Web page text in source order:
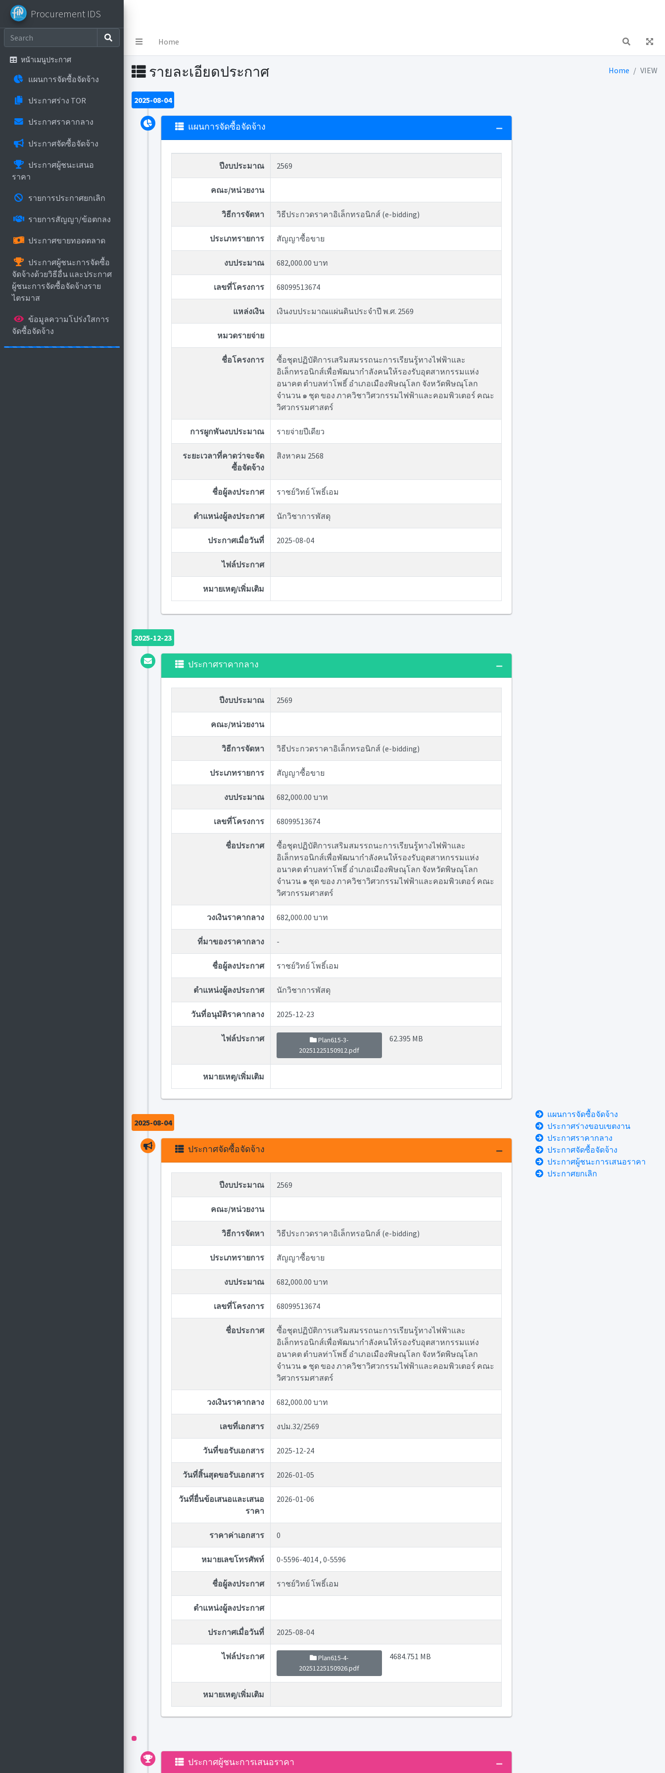
Procurement IDS
Home
Procurement IDS
หน้าเมนูประกาศ
แผนการจัดซื้อจัดจ้าง
ประกาศร่าง TOR
ประกาศราคากลาง
ประกาศจัดซื้อจัดจ้าง
ประกาศผู้ชนะเสนอ
ราคา
รายการประกาศยกเลิก
รายการสัญญา/ข้อตกลง
ประกาศขายทอดตลาด
ประกาศผู้ชนะการจัดซื้อ
จัดจ้างด้วยวิธีอื่น และประกาศ
ผู้ชนะการจัดซื้อจัดจ้างราย
ไตรมาส
ข้อมูลความโปร่งใสการ
จัดซื้อจัดจ้าง
รายละเอียดประกาศ Home VIEW
2025-08-04
แผนการจัดซื้อจัดจ้าง
ปีงบประมาณ 2569
คณะ/หน่วยงาน
วิธีการจัดหา วิธีประกวดราคาอิเล็กทรอนิกส์ (e-bidding)
ประเภทรายการ สัญญาซื้อขาย
งบประมาณ 682,000.00 บาท
เลขที่โครงการ 68099513674
แหล่งเงิน เงินงบประมาณแผ่นดินประจำปี พ.ศ. 2569
หมวดรายจ่าย
ชื่อโครงการ
ซื้อชุดปฏิบัติการเสริมสมรรถนะการเรียนรู้ทางไฟฟ้าและ
อิเล็กทรอนิกส์เพื่อพัฒนากำลังคนให้รองรับอุตสาหกรรมแห่ง
อนาคต ตำบลท่าโพธิ์ อำเภอเมืองพิษณุโลก จังหวัดพิษณุโลก
จำนวน ๑ ชุด ของ ภาควิชาวิศวกรรมไฟฟ้าและคอมพิวเตอร์ คณะ
วิศวกรรมศาสตร์
การผูกพันงบประมาณ รายจ่ายปีเดียว
ระยะเวลาที่คาดว่าจะจัด
ซื้อจัดจ้าง
สิงหาคม 2568
ชื่อผู้ลงประกาศ ราชย์วิทย์ โพธิ์เอม
ตำแหน่งผู้ลงประกาศ นักวิชาการพัสดุ
ประกาศเมื่อวันที่ 2025-08-04
ไฟล์ประกาศ
หมายเหตุ/เพิ่มเติม
2025-12-23
ประกาศราคากลาง
ปีงบประมาณ 2569
คณะ/หน่วยงาน
วิธีการจัดหา วิธีประกวดราคาอิเล็กทรอนิกส์ (e-bidding)
ประเภทรายการ สัญญาซื้อขาย
งบประมาณ 682,000.00 บาท
เลขที่โครงการ 68099513674
ชื่อประกาศ
ซื้อชุดปฏิบัติการเสริมสมรรถนะการเรียนรู้ทางไฟฟ้าและ
อิเล็กทรอนิกส์เพื่อพัฒนากำลังคนให้รองรับอุตสาหกรรมแห่ง
อนาคต ตำบลท่าโพธิ์ อำเภอเมืองพิษณุโลก จังหวัดพิษณุโลก
จำนวน ๑ ชุด ของ ภาควิชาวิศวกรรมไฟฟ้าและคอมพิวเตอร์ คณะ
วิศวกรรมศาสตร์
วงเงินราคากลาง 682,000.00 บาท
ที่มาของราคากลาง -
ชื่อผู้ลงประกาศ ราชย์วิทย์ โพธิ์เอม
ตำแหน่งผู้ลงประกาศ นักวิชาการพัสดุ
วันที่อนุมัติราคากลาง 2025-12-23
ไฟล์ประกาศ
Plan615-3-
20251225150912.pdf
62.395 MB
หมายเหตุ/เพิ่มเติม
2025-08-04
ประกาศจัดซื้อจัดจ้าง
ปีงบประมาณ 2569
คณะ/หน่วยงาน
วิธีการจัดหา วิธีประกวดราคาอิเล็กทรอนิกส์ (e-bidding)
ประเภทรายการ สัญญาซื้อขาย
งบประมาณ 682,000.00 บาท
เลขที่โครงการ 68099513674
ชื่อประกาศ
ซื้อชุดปฏิบัติการเสริมสมรรถนะการเรียนรู้ทางไฟฟ้าและ
อิเล็กทรอนิกส์เพื่อพัฒนากำลังคนให้รองรับอุตสาหกรรมแห่ง
อนาคต ตำบลท่าโพธิ์ อำเภอเมืองพิษณุโลก จังหวัดพิษณุโลก
จำนวน ๑ ชุด ของ ภาควิชาวิศวกรรมไฟฟ้าและคอมพิวเตอร์ คณะ
วิศวกรรมศาสตร์
วงเงินราคากลาง 682,000.00 บาท
เลขที่เอกสาร งปม.32/2569
วันที่ขอรับเอกสาร 2025-12-24
วันที่สิ้นสุดขอรับเอกสาร 2026-01-05
วันที่ยื่นข้อเสนอและเสนอ
ราคา
2026-01-06
ราคาค่าเอกสาร 0
หมายเลขโทรศัพท์ 0-5596-4014 , 0-5596
ชื่อผู้ลงประกาศ ราชย์วิทย์ โพธิ์เอม
ตำแหน่งผู้ลงประกาศ
ประกาศเมื่อวันที่ 2025-08-04
ไฟล์ประกาศ
Plan615-4-
20251225150926.pdf
4684.751 MB
หมายเหตุ/เพิ่มเติม
ประกาศผู้ชนะการเสนอราคา
แผนการจัดซื้อจัดจ้าง
ประกาศร่างขอบเขตงาน
ประกาศราคากลาง
ประกาศจัดซื้อจัดจ้าง
ประกาศผู้ชนะการเสนอราคา
ประกาศยกเลิก